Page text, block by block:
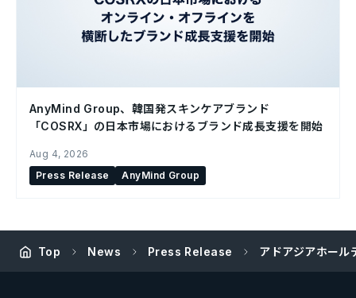
AnyMind Group、韓国発スキンケアブランド
「COSRX」の日本市場におけるブランド成長支援を開始
Aug 4, 2026
Press Release
AnyMind Group
Top News Press Release アドアジアホール